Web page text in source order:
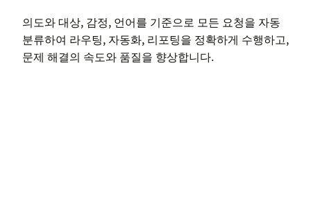
의도와 대상, 감정, 언어를 기준으로 모든 요청을 자동
분류하여 라우팅, 자동화, 리포팅을 정확하게 수행하고,
문제 해결의 속도와 품질을 향상합니다.